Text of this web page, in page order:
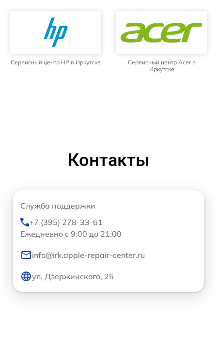
Сервисный центр HP в Иркутске
Сервисный центр Acer в
Иркутске
Контакты
Служба поддержки
+7 (395) 278-33-61
Ежедневно с 9:00 до 21:00
info@irk.apple-repair-center.ru
ул. Дзержинского, 25